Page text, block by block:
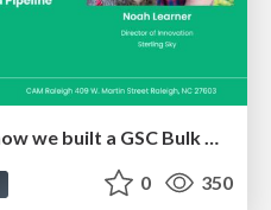
Noah Learner - AI + Me: how we built a GSC Bulk Export data pipeline
0 350